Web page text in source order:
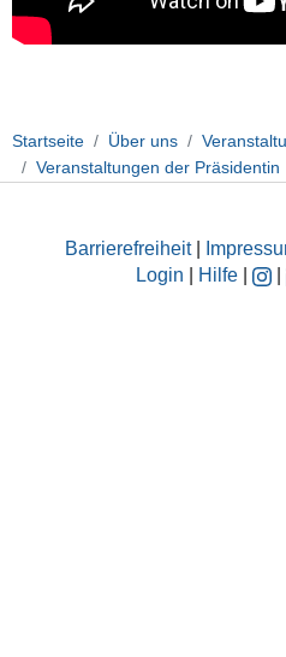
Startseite Über uns
Veranstaltungen der Präsidentin
Barrierefreiheit|
Login
Hilfe